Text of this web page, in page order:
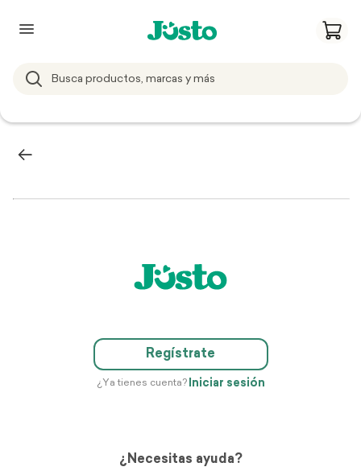
Regístrate
¿Ya tienes cuenta? Iniciar sesión
¿Necesitas ayuda?